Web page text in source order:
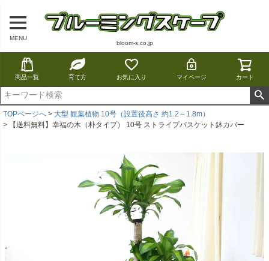
MENU
bloom-s.co.jp
商品一覧 育て方 お気に入り マイページ カート
TOPページへ
大型 観葉植物 10号（設置後高さ 約1.2～1.8m）
【送料無料】幸福の木（朴タイプ） 10号 ストライプバスケット鉢カバー